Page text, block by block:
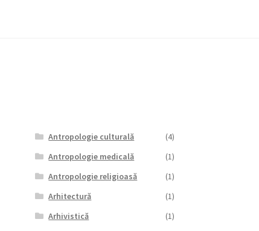
Antropologie culturală
(4)
Antropologie medicală
(1)
Antropologie religioasă
(1)
Arhitectură
(1)
Arhivistică
(1)